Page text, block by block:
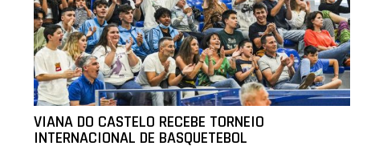
VIANA DO CASTELO RECEBE TORNEIO
INTERNACIONAL DE BASQUETEBOL